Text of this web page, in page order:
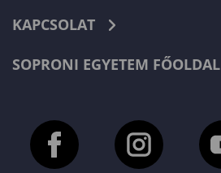
KAPCSOLAT
SOPRONI EGYETEM FŐOLDAL